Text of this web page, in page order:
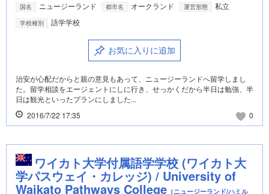
国名 ニュージーランド 都市名 オークランド 運営形態 私立
学校種別 語学学校
お気に入りに追加
治安が心配だからと親の意見もあって、ニュージーランドへ留学しまし
た。留学相談をエージェントにしに行き、せっかくだから半日は勉強、半
日は観光といったプランにしました...
2016/7/22 17:35
0
ワイカト大学付属語学学校 (ワイカト大
学パスウェイ・カレッジ) / University of
Waikato Pathways College （ニュージーランド/ハミル